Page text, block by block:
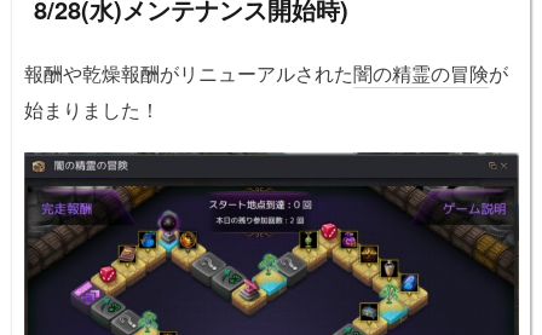
8/28(水)メンテナンス開始時)
報酬や乾燥報酬がリニューアルされた闇の精霊の冒険が
始まりました！